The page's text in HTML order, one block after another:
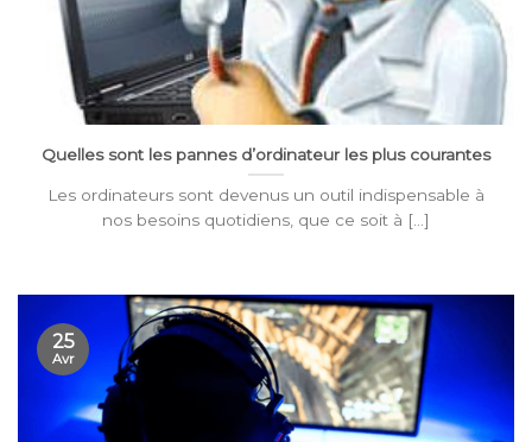
Quelles sont les pannes d’ordinateur les plus courantes
Les ordinateurs sont devenus un outil indispensable à
nos besoins quotidiens, que ce soit à [...]
25
Avr